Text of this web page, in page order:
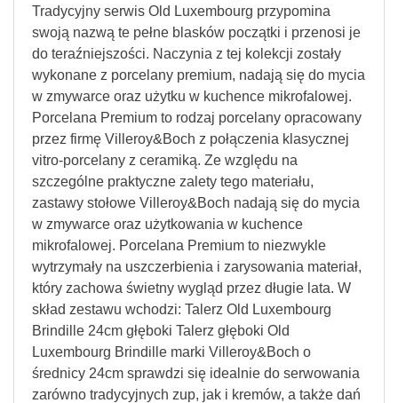
Tradycyjny serwis Old Luxembourg przypomina
swoją nazwą te pełne blasków początki i przenosi je
do teraźniejszości. Naczynia z tej kolekcji zostały
wykonane z porcelany premium, nadają się do mycia
w zmywarce oraz użytku w kuchence mikrofalowej.
Porcelana Premium to rodzaj porcelany opracowany
przez firmę Villeroy&Boch z połączenia klasycznej
vitro-porcelany z ceramiką. Ze względu na
szczególne praktyczne zalety tego materiału,
zastawy stołowe Villeroy&Boch nadają się do mycia
w zmywarce oraz użytkowania w kuchence
mikrofalowej. Porcelana Premium to niezwykle
wytrzymały na uszczerbienia i zarysowania materiał,
który zachowa świetny wygląd przez długie lata. W
skład zestawu wchodzi: Talerz Old Luxembourg
Brindille 24cm głęboki Talerz głęboki Old
Luxembourg Brindille marki Villeroy&Boch o
średnicy 24cm sprawdzi się idealnie do serwowania
zarówno tradycyjnych zup, jak i kremów, a także dań